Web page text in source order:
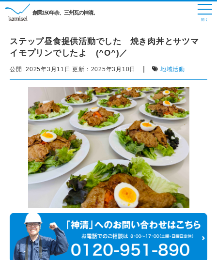
創業150年余、三州瓦の神清。
ステップ昼食提供活動でした 焼き肉丼とサツマ
イモプリンでしたよ (^O^)／
公開: 2025年3月11日 更新： 2025年3月10日 | 地域活動